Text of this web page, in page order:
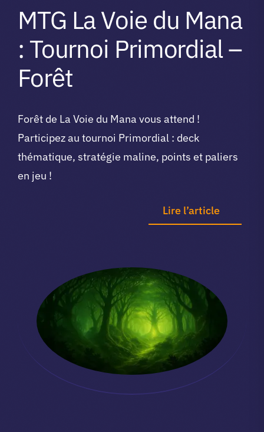
MTG La Voie du Mana
: Tournoi Primordial –
Forêt
Forêt de La Voie du Mana vous attend !
Participez au tournoi Primordial : deck
thématique, stratégie maline, points et paliers
en jeu !
Lire l’article